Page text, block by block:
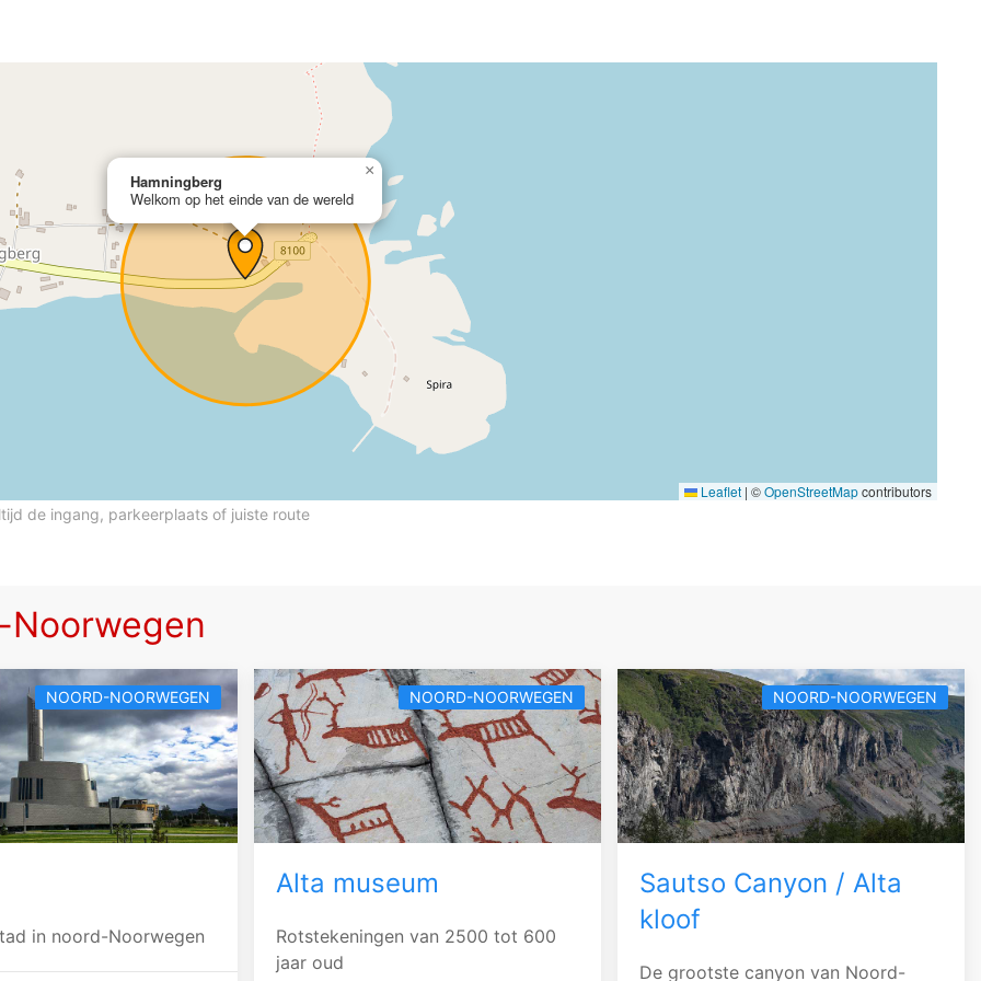
Hamningberg
Welkom op het einde van de wereld
×
Leaflet | ©OpenStreetMapcontributors
de ingang, parkeerplaats of juiste route
NOORD-NOORWEGEN
in noord-Noorwegen
NOORD-NOORWEGEN
Alta museum
Rotstekeningen van 2500 tot 600
jaar oud
NOORD-NOORWEGEN
Sautso Canyon / Alta
kloof
De grootste canyon van Noord-